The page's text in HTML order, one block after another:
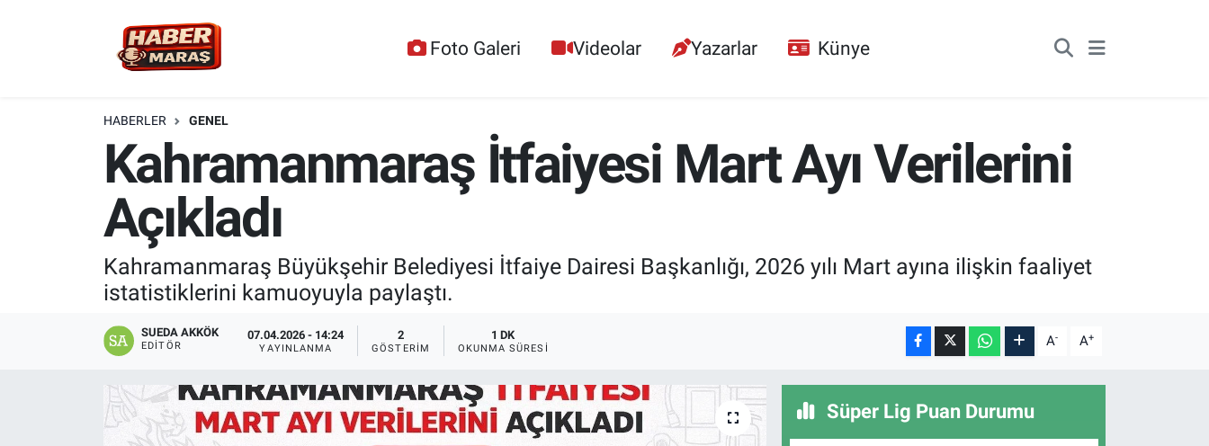
Foto Galeri Videolar Yazarlar Künye
HABERLER GENEL
Kahramanmaraş İtfaiyesi Mart Ayı Verilerini
Açıkladı
Kahramanmaraş Büyükşehir Belediyesi İtfaiye Dairesi Başkanlığı, 2026 yılı Mart ayına ilişkin faaliyet
istatistiklerini kamuoyuyla paylaştı.
SUEDA AKKÖK
EDITÖR
07.04.2026 - 14:24
YAYINLANMA
2
GÖSTERIM
1 DK
OKUNMA SÜRESI A- A+
Süper Lig Puan Durumu
YEREL YÖNETİM
GÜNCEL
BİLİM VE TEKNOLOJİ
KADIN AİLE
EKONOMİ
SİYASET
Nöbetçi Eczaneler
Hava Durumu
Trafik Durumu
Süper Lig Puan Durumu ve Fikstür
Tüm Manşetler
Son Dakika Haberleri
Haber Arşivi